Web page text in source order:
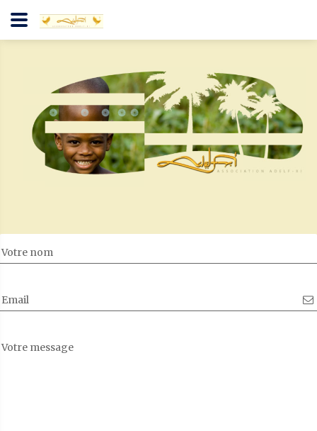
Votre nom
Email
Votre message